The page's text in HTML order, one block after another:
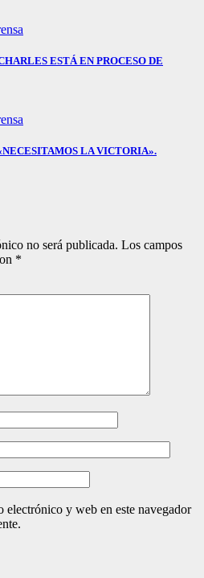
ESTÁ EN PROCESO DE
LA VICTORIA».
no será publicada. Los campos
*
electrónico y web en este navegador